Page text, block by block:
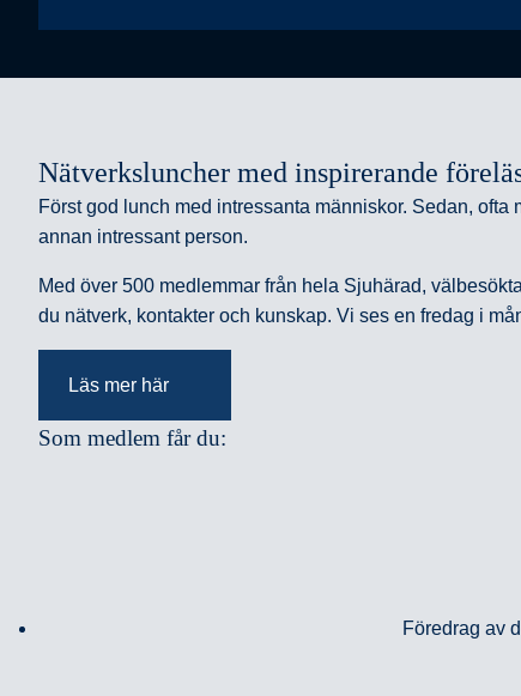
Nätverksluncher med inspirerande
Först god lunch med intressanta människor. Sedan,
annan intressant person.
Med över 500 medlemmar från hela Sjuhärad,
du nätverk, kontakter och kunskap. Vi ses en fredag i
Läs mer här
Som medlem får du:
Föredrag av